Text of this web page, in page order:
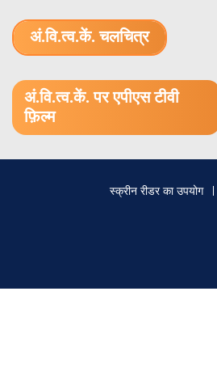
अं.वि.त्व.कें. चलचित्र
अं.वि.त्व.कें. पर एपीएस टीवी
फ़िल्म
स्क्रीन रीडर का उपयोग